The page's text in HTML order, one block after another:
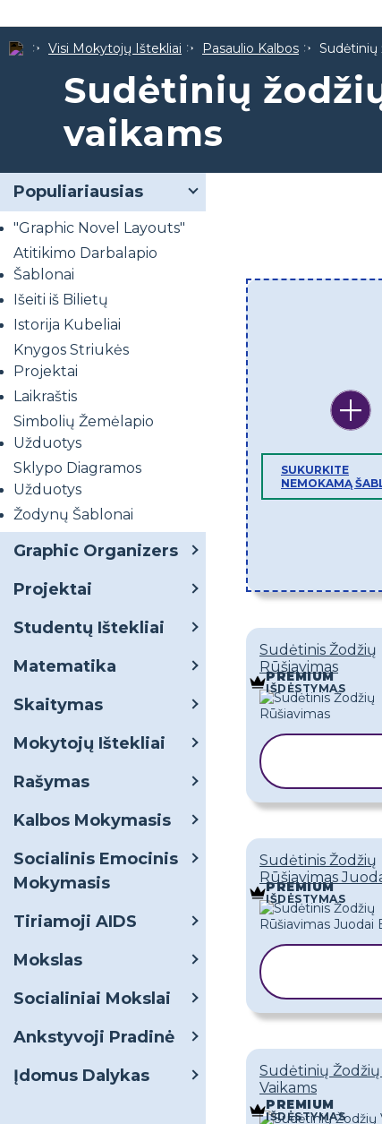
Visi Mokytojų Ištekliai Pasaulio Kalbos Sudėtinių
Sudėtinių
vaikams
Populiariausias
"Graphic Novel Layouts"
Atitikimo Darbalapio
Šablonai
Išeiti iš Bilietų
Istorija Kubeliai
Knygos Striukės
Projektai
Laikraštis
Simbolių Žemėlapio
Užduotys
Sklypo Diagramos
Užduotys
Žodynų Šablonai
Graphic Organizers
Projektai
Studentų Ištekliai
Matematika
Skaitymas
Mokytojų Ištekliai
Rašymas
Kalbos Mokymasis
Socialinis Emocinis
Mokymasis
Tiriamoji AIDS
Mokslas
Socialiniai Mokslai
Ankstyvoji Pradinė
Įdomus Dalykas
SUKURKITE
NEMOKAMĄ
Sudėtinis Žodžių
Rūšiavimas
PREMIUM
IŠDĖSTYMAS
Sudėtinis Žodžių
Rūšiavimas
PREMIUM
IŠDĖSTYMAS
Sudėtinių Žodžių
Vaikams
PREMIUM
IŠDĖSTYMAS